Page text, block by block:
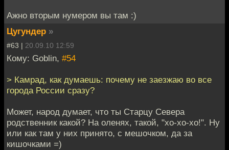
Ажно вторым нумером вы там :)
Цугундер »
#63 | 20.09.10 12:59
Кому: Goblin, #54
> Камрад, как думаешь: почему не заезжаю во все
города России сразу?
Может, народ думает, что ты Старцу Севера
родственник какой? На оленях, такой, "хо-хо-хо!". Ну
или как там у них принято, с мешочком, да за
кишочками =)